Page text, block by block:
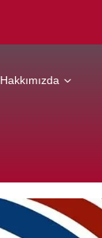
Hakkımızda